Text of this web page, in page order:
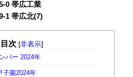
0 帯広工業
1 帯広北(7)
目次 [非表示]
バー 2024年
子園2024年